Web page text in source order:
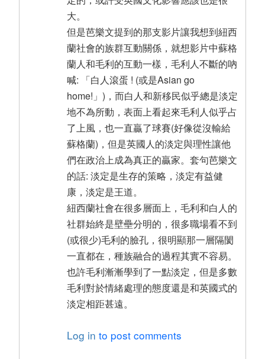
大。
但是芭樂文提到的那支影片讓我想到紐西
蘭社會的族群互動關係，就想影片中蘇格
蘭人和毛利的互動一樣，毛利人不斷的吶
喊: 「白人滾蛋 ! (或是Asian go
home!」)，而白人和新移民似乎總是淡定
地不為所動，表面上看起來毛利人似乎占
了上風，也一直贏了球賽(好像從沒輸給
蘇格蘭)，但是英國人的淡定與理性讓他
們在政治上成為真正的贏家。套句芭樂文
的話: 淡定是生存的策略，淡定有益健
康，淡定是王道。
紐西蘭社會在很多層面上，毛利和白人的
社群始終是壁壘分明的，很多職場看不到
(或很少)毛利的臉孔，很明顯那一層隔閡
一直都在，種族融合的過程其實不容易。
也許毛利漸漸學到了一點淡定，但是多數
毛利對於情緒處理的態度還是和英國式的
淡定相距甚遠。
Log in to post comments